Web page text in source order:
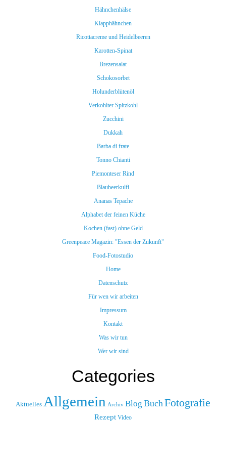
Hähnchenhälse
Klapphähnchen
Ricottacreme und Heidelbeeren
Karotten-Spinat
Brezensalat
Schokosorbet
Holunderblütenöl
Verkohlter Spitzkohl
Zucchini
Dukkah
Barba di frate
Tonno Chianti
Piemonteser Rind
Blaubeerkulfi
Ananas Tepache
Alphabet der feinen Küche
Kochen (fast) ohne Geld
Greenpeace Magazin: "Essen der Zukunft"
Food-Fotostudio
Home
Datenschutz
Für wen wir arbeiten
Impressum
Kontakt
Was wir tun
Wer wir sind
Categories
Aktuelles Allgemein Archiv Blog BuchFotografie
Rezept Video